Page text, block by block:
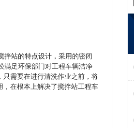
拌站的特点设计，采用的密闭
满足环保部门对工程车辆洁净
需要在进行清洗作业之前，将
在根本上解决了搅拌站工程车